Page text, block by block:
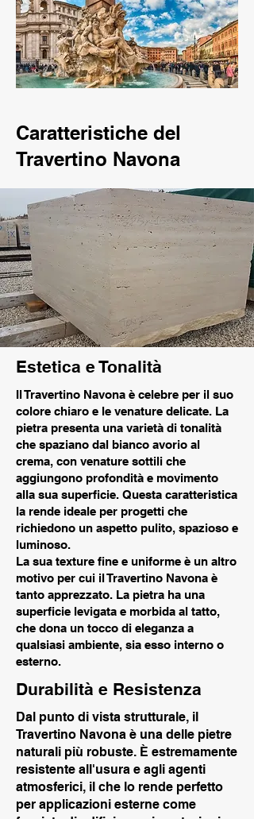
Caratteristiche del
Travertino Navona
Estetica e Tonalità
Il Travertino Navona è celebre per il suo
colore chiaro e le venature delicate. La
pietra presenta una varietà di tonalità
che spaziano dal bianco avorio al
crema, con venature sottili che
aggiungono profondità e movimento
alla sua superficie. Questa caratteristica
la rende ideale per progetti che
richiedono un aspetto pulito, spazioso e
luminoso.
La sua texture fine e uniforme è un altro
motivo per cui il Travertino Navona è
tanto apprezzato. La pietra ha una
superficie levigata e morbida al tatto,
che dona un tocco di eleganza a
qualsiasi ambiente, sia esso interno o
esterno.
Durabilità e Resistenza
Dal punto di vista strutturale, il
Travertino Navona è una delle pietre
naturali più robuste. È estremamente
resistente all'usura e agli agenti
atmosferici, il che lo rende perfetto
per applicazioni esterne come